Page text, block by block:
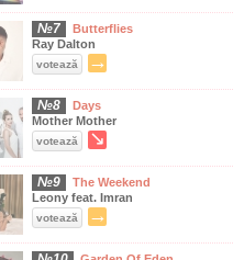
№7
Butterflies
Ray Dalton
votează →
№8
Days
Mother Mother
votează ↘
№9
The Weekend
Leony feat. Imran
votează →